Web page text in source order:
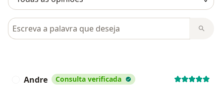
Pesquisar em opiniões
Andre Consulta verificada